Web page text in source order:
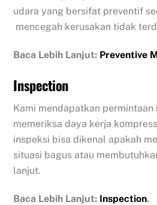
udara yang bersifat preventif
mencegah kerusakan tidak
Baca Lebih Lanjut: Preventive
Inspection
Kami mendapatkan permintaan
memeriksa daya kerja
inspeksi bisa dikenal apakah
situasi bagus atau
lanjut.
Baca Lebih Lanjut: Inspection.